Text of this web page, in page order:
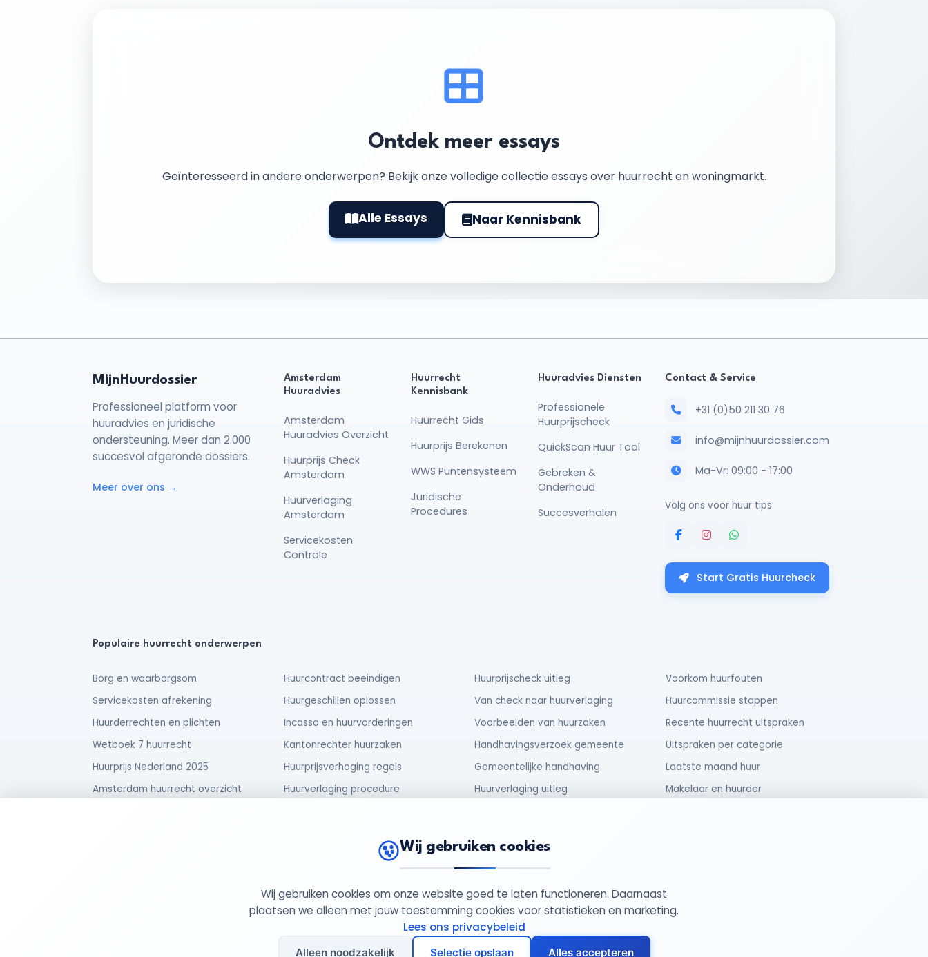
Ontdek meer essays
Geïnteresseerd in andere onderwerpen? Bekijk onze volledige collectie essays over huurrecht en woningmarkt.
Alle Essays Naar Kennisbank
MijnHuurdossier
Professioneel platform voor
huuradvies en juridische
ondersteuning. Meer dan 2.000
succesvol afgeronde dossiers.
Meer over ons →
Amsterdam
Huuradvies
Amsterdam
Huuradvies Overzicht
Huurprijs Check
Amsterdam
Huurverlaging
Amsterdam
Servicekosten
Controle
Huurrecht
Kennisbank
Huurrecht Gids
Huurprijs Berekenen
WWS Puntensysteem
Juridische
Procedures
Huuradvies Diensten
Professionele
Huurprijscheck
QuickScan Huur Tool
Gebreken &
Onderhoud
Succesverhalen
Contact & Service
+31 (0)50 211 30 76
info@mijnhuurdossier.com
Ma-Vr: 09:00 - 17:00
Volg ons voor huur tips:
Start Gratis Huurcheck
Populaire huurrecht onderwerpen
Borg en waarborgsom
Servicekosten afrekening
Huurderrechten en plichten
Wetboek 7 huurrecht
Huurprijs Nederland 2025
Amsterdam huurrecht overzicht
Huurcontract beeindigen
Huurgeschillen oplossen
Incasso en huurvorderingen
Kantonrechter huurzaken
Huurprijsverhoging regels
Huurverlaging procedure
Huurprijscheck uitleg
Van check naar huurverlaging
Voorbeelden van huurzaken
Handhavingsverzoek gemeente
Gemeentelijke handhaving
Huurverlaging uitleg
Voorkom huurfouten
Huurcommissie stappen
Recente huurrecht uitspraken
Uitspraken per categorie
Laatste maand huur
Makelaar en huurder
Opgericht 2025 -: 95949852 Privacy Beleid Cookie Beleid Algemene Voorwaarden
Wij gebruiken cookies
Wij gebruiken cookies om onze website goed te laten functioneren. Daarnaast
plaatsen we alleen met jouw toestemming cookies voor statistieken en marketing.
Lees ons privacybeleid
Alleen noodzakelijk Selectie opslaan Alles accepteren